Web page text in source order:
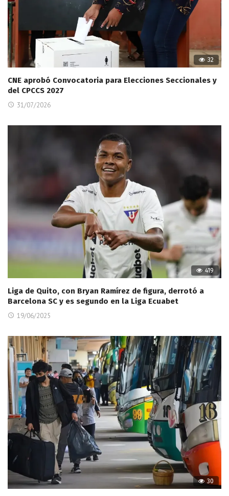
32
CNE aprobó Convocatoria para Elecciones Seccionales y
del CPCCS 2027
31/07/2026
419
Liga de Quito, con Bryan Ramírez de figura, derrotó a
Barcelona SC y es segundo en la Liga Ecuabet
19/06/2025
30